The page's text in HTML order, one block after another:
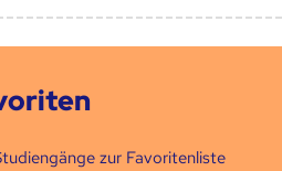
zur Favoritenliste